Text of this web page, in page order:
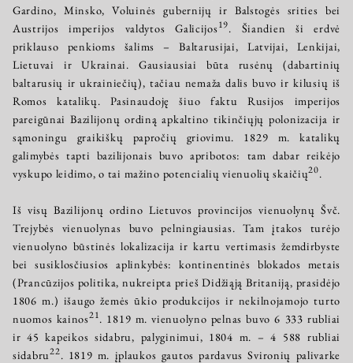
Gardino, Minsko, Voluinės gubernijų ir Balstogės srities bei
Austrijos imperijos valdytos Galicijos19. Šiandien ši erdvė
priklauso penkioms šalims – Baltarusijai, Latvijai, Lenkijai,
Lietuvai ir Ukrainai. Gausiausiai būta rusėnų (dabartinių
baltarusių ir ukrainiečių), tačiau nemaža dalis buvo ir kilusių iš
Romos katalikų. Pasinaudoję šiuo faktu Rusijos imperijos
pareigūnai Bazilijonų ordiną apkaltino tikinčiųjų polonizacija ir
sąmoningu graikiškų papročių griovimu. 1829 m. katalikų
galimybės tapti bazilijonais buvo apribotos: tam dabar reikėjo
vyskupo leidimo, o tai mažino potencialių vienuolių skaičių20.
Iš visų Bazilijonų ordino Lietuvos provincijos vienuolynų Švč.
Trejybės vienuolynas buvo pelningiausias. Tam įtakos turėjo
vienuolyno būstinės lokalizacija ir kartu vertimasis žemdirbyste
bei susiklosčiusios aplinkybės: kontinentinės blokados metais
(Prancūzijos politika, nukreipta prieš Didžiąją Britaniją, prasidėjo
1806 m.) išaugo žemės ūkio produkcijos ir nekilnojamojo turto
nuomos kainos21. 1819 m. vienuolyno pelnas buvo 6 333 rubliai
ir 45 kapeikos sidabru, palyginimui, 1804 m. – 4 588 rubliai
sidabru22. 1819 m. įplaukos gautos pardavus Svironių palivarke